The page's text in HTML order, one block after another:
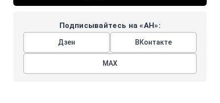
Подписывайтесь на «АН»:
Дзен ВКонтакте
МАХ